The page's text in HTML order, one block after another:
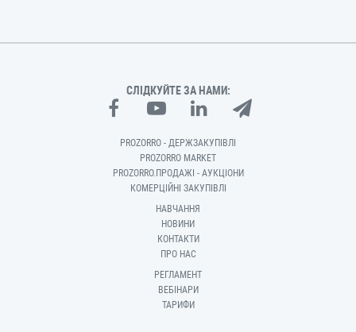
СЛІДКУЙТЕ ЗА НАМИ:
PROZORRO - ДЕРЖЗАКУПІВЛІ
PROZORRO MARKET
PROZORRO.ПРОДАЖІ - АУКЦІОНИ
КОМЕРЦІЙНІ ЗАКУПІВЛІ
НАВЧАННЯ
НОВИНИ
КОНТАКТИ
ПРО НАС
РЕГЛАМЕНТ
ВЕБІНАРИ
ТАРИФИ